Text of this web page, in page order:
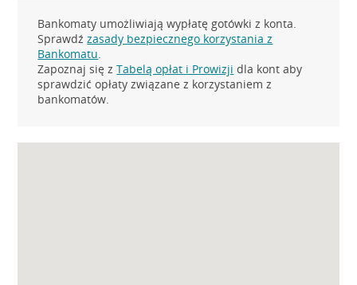
Bankomaty umożliwiają wypłatę gotówki z konta.
Sprawdźzasady bezpiecznego korzystania z
Bankomatu.
Zapoznaj się zTabelą opłat i Prowizji dla kont aby
sprawdzić opłaty związane z korzystaniem z
bankomatów.